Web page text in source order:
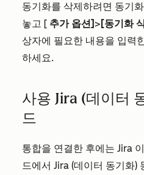
동기화를 삭제하려면 동기
놓고 [ 추가 옵션]> [동기화
상자에 필요한 내용을 입력
하세요.
사용 Jira (데이터
드
통합을 연결한 후에는 Jira
드에서 Jira (데이터 동기화)